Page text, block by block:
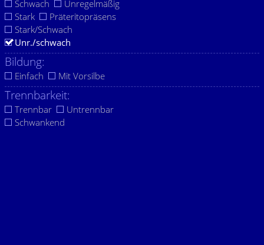
Schwach
Unregelmäßig
Stark
Präteritopräsens
Stark/Schwach
Unr./schwach
Bildung:
Einfach Mit Vorsilbe
Trennbarkeit:
Trennbar
Untrennbar
Schwankend